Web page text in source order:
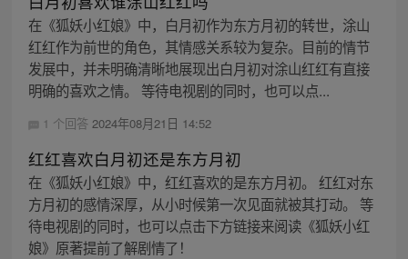
在《狐妖小红娘》中，白月初作为东方月初的转世，涂山
红红作为前世的角色，其情感关系较为复杂。目前的情节
发展中，并未明确清晰地展现出白月初对涂山红红有直接
明确的喜欢之情。 等待电视剧的同时，也可以点...
1 个回答 2024年08月21日 14:52
红红喜欢白月初还是东方月初
在《狐妖小红娘》中，红红喜欢的是东方月初。 红红对东
方月初的感情深厚，从小时候第一次见面就被其打动。 等
待电视剧的同时，也可以点击下方链接来阅读《狐妖小红
娘》原著提前了解剧情了！